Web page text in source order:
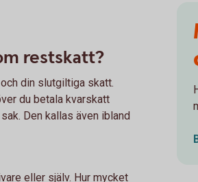
restskatt?
din slutgiltiga skatt.
du betala kvarskatt
Den kallas även ibland
eller själv. Hur mycket